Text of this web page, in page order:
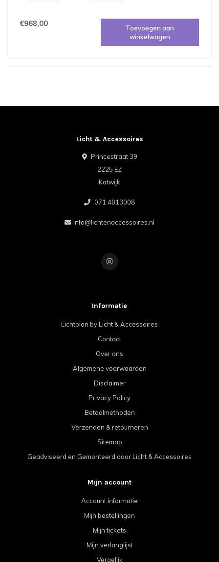
€968,00
Toevoegen aan
winkelwagen
Licht & Accessoires
Princestraat 39
2225 EZ
Katwijk
071 4013008
info@lichtenaccessoires.nl
Informatie
Lichtplan by Licht & Accessoires
Contact
Over ons
Algemene voorwaarden
Disclaimer
Privacy Policy
Betaalmethoden
Verzenden & retourneren
Sitemap
Geadviseerd en Gemonteerd door Licht & Accessoires
Mijn account
Account informatie
Mijn bestellingen
Mijn tickets
Mijn verlanglijst
Vergelijk